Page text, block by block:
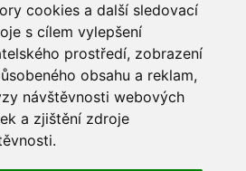
cookies a další sledovací
s cílem vylepšení
prostředí, zobrazení
obsahu a reklam,
návštěvnosti webových
a zjištění zdroje
Ni-Cd kalkulátor
systém
e-mailem